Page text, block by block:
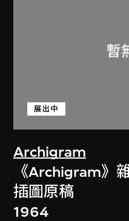
Archigram
展出中
《Archigram》
插圖原稿
1964